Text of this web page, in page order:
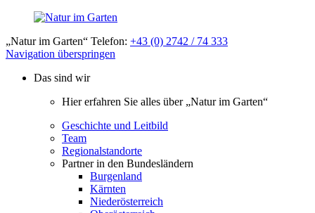
„Natur im Garten“ Telefon: +43 (0) 2742 / 74 333
Navigation überspringen
Das sind wir
Hier erfahren Sie alles über „Natur im Garten“
Geschichte und Leitbild
Team
Regionalstandorte
Partner in den Bundesländern
Burgenland
Kärnten
Niederösterreich